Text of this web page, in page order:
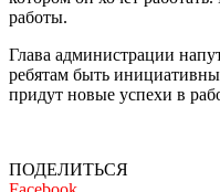
работы.
Глава администрации
ребятам быть
придут новые успехи в
ПОДЕЛИТЬСЯ